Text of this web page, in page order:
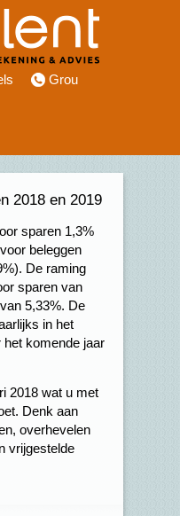
Grou
2018 en 2019
sparen 1,3%
beleggen
De raming
sparen van
5,33%. De
in het
komende jaar
2018 wat u met
Denk aan
overhevelen
vrijgestelde